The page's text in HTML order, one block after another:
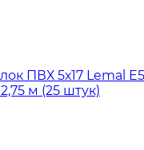
ПВХ 5х17 Lemal
м (25 штук)